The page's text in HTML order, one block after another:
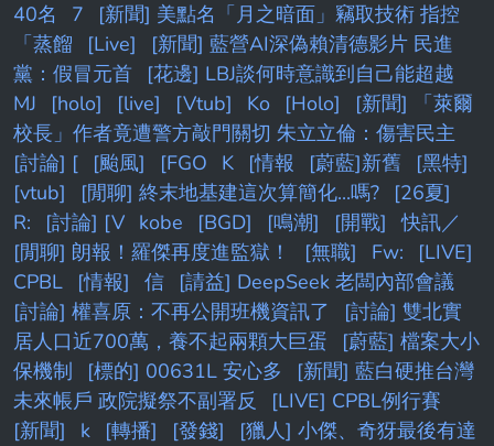
40名
7
[新聞] 美點名「月之暗面」竊取技術 指控
「蒸餾
[Live]
[新聞] 藍營AI深偽賴清德影片 民進
黨：假冒元首
[花邊] LBJ談何時意識到自己能超越
MJ
[holo] [live] [Vtub] Ko [Holo]
[新聞] 「萊爾
校長」作者竟遭警方敲門關切 朱立立倫：傷害民主
[討論] [
[颱風] [FGO K [情報 [蔚藍]新舊
[黑特]
[vtub]
[閒聊] 終末地基建這次算簡化...嗎?
[26夏]
R:
[討論] [V kobe [BGD] [鳴潮] [開戰]
快訊／
[閒聊] 朗報！羅傑再度進監獄！
[無職] Fw:
[LIVE]
CPBL
[情報] 信
[請益] DeepSeek 老闆內部會議
[討論] 權喜原：不再公開班機資訊了
[討論] 雙北實
居人口近700萬，養不起兩顆大巨蛋
[蔚藍] 檔案大小
保機制
[標的] 00631L 安心多
[新聞] 藍白硬推台灣
未來帳戶 政院擬祭不副署反
[LIVE] CPBL例行賽
[新聞]
k [轉播] [發錢]
[獵人] 小傑、奇犽最後有達